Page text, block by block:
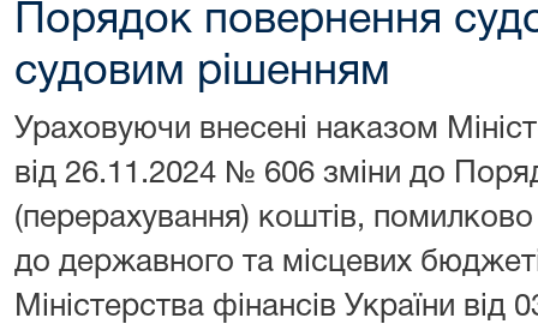
Порядок повернення
судовим рішенням
Ураховуючи внесені наказом
від 26.11.2024 № 606 зміни до
(перерахування) коштів,
до державного та місцевих
Міністерства фінансів України